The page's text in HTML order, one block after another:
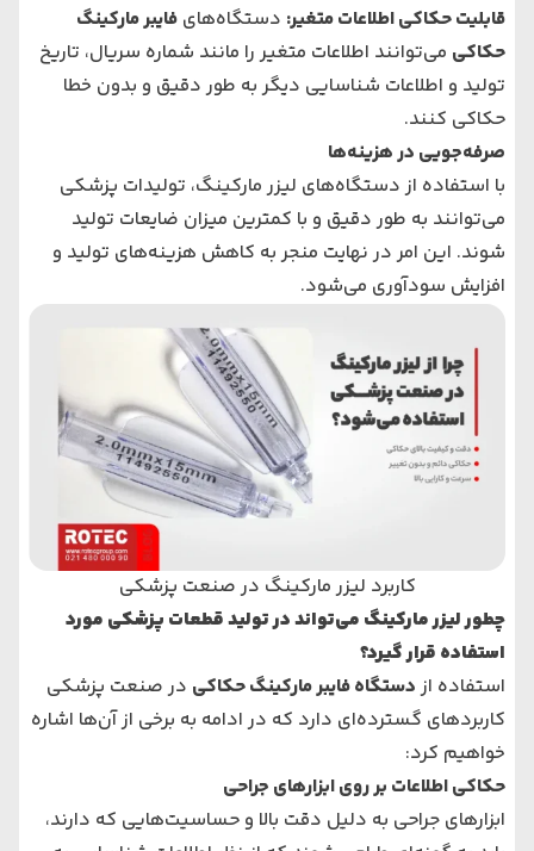
قابلیت حکاکی اطلاعات متغیر: دستگاه‌های فایبر مارکینگ
حکاکی می‌توانند اطلاعات متغیر را مانند شماره سریال، تاریخ
تولید و اطلاعات شناسایی دیگر به طور دقیق و بدون خطا
حکاکی کنند.
صرفه‌جویی در هزینه‌ها
با استفاده از دستگاه‌های لیزر مارکینگ، تولیدات پزشکی
می‌توانند به طور دقیق و با کمترین میزان ضایعات تولید
شوند. این امر در نهایت منجر به کاهش هزینه‌های تولید و
افزایش سودآوری می‌شود.
کاربرد لیزر مارکینگ در صنعت پزشکی
چطور لیزر مارکینگ می‌تواند در تولید قطعات پزشکی مورد
استفاده قرار گیرد؟
استفاده ازدستگاه فایبر مارکینگ حکاکی در صنعت پزشکی
کاربردهای گسترده‌ای دارد که در ادامه به برخی از آن‌ها اشاره
خواهیم کرد:
حکاکی اطلاعات بر روی ابزارهای جراحی
ابزارهای جراحی به دلیل دقت بالا و حساسیت‌هایی که دارند،